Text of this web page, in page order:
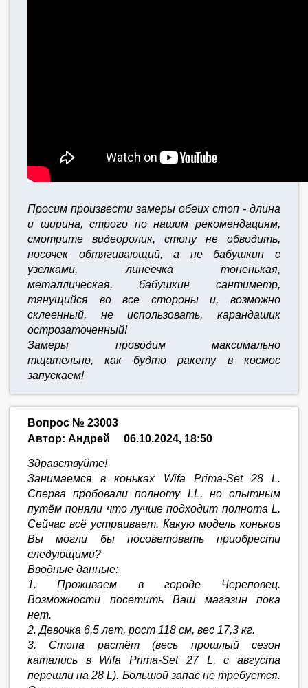
Просим произвести замеры обеих стоп - длина
и ширина, строго по нашим рекомендациям,
смотрите видеоролик, стопу не обводить,
носочек обтягивающий, а не бабушкин с
узелками, линеечка тоненькая,
металлическая, бабушкин сантиметр,
тянущийся во все стороны и, возможно
склеенный, не использовать, карандашик
острозаточенный!
Замеры проводим максимально
тщательно, как будто ракету в космос
запускаем!
Вопрос № 23003
Автор: Андрей
06.10.2024, 18:50
Здравствуйте!
Занимаемся в коньках Wifa Prima-Set 28 L.
Сперва пробовали полноту LL, но опытным
путём поняли что лучше подходит полнота L.
Сейчас всё устраивает. Какую модель коньков
Вы могли бы посоветовать приобрести
следующими?
Вводные данные:
1. Проживаем в городе Череповец.
Возможности посетить Ваш магазин пока
нет.
2. Девочка 6,5 лет, рост 118 см, вес 17,3 кг.
3. Стопа растёт (весь прошлый сезон
катались в Wifa Prima-Set 27 L, с августа
перешли на 28 L). Большой запас не требуется.